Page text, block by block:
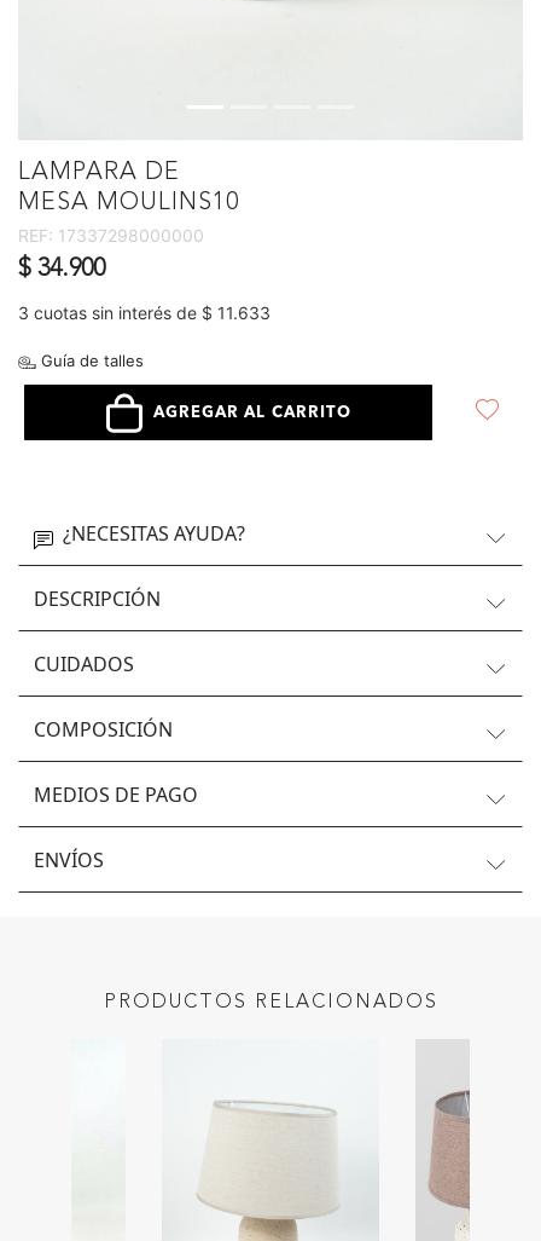
LAMPARA DE
MESA MOULINS10
REF: 17337298000000
$ 34.900
3 cuotas sin interés de $ 11.633
Guía de talles
AGREGAR AL CARRITO
¿NECESITAS AYUDA?
DESCRIPCIÓN
CUIDADOS
COMPOSICIÓN
MEDIOS DE PAGO
ENVÍOS
PRODUCTOS RELACIONADOS